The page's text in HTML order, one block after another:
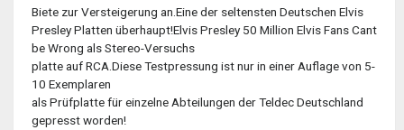
Biete zur Versteigerung an.Eine der seltensten Deutschen Elvis
Presley Platten überhaupt!Elvis Presley 50 Million Elvis Fans Cant
be Wrong als Stereo-Versuchs
platte auf RCA.Diese Testpressung ist nur in einer Auflage von 5-
10 Exemplaren
als Prüfplatte für einzelne Abteilungen der Teldec Deutschland
gepresst worden!